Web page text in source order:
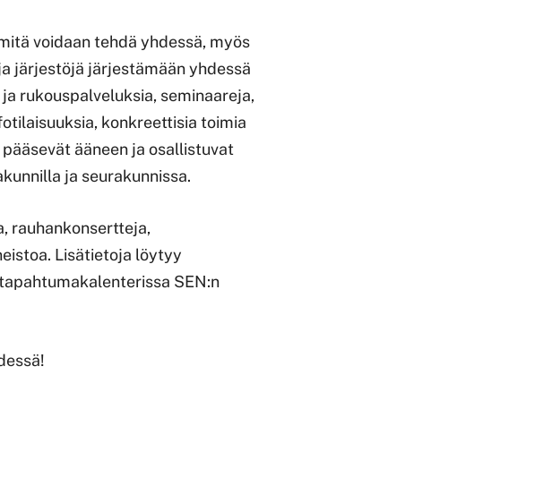
voidaan tehdä yhdessä, myös
järjestöjä järjestämään yhdessä
rukouspalveluksia, seminaareja,
konkreettisia toimia
ääneen ja osallistuvat
ja seurakunnissa.
rauhankonsertteja,
Lisätietoja löytyy
SEN:n